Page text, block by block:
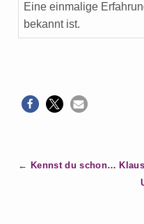
Eine einmalige
bekannt ist.
B
Kennst du schon…